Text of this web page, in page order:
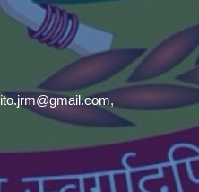
ito.jrm@gmail.com,